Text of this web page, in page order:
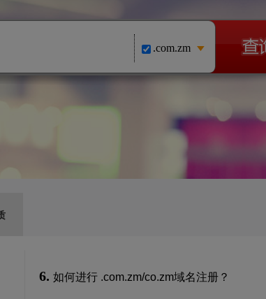
.com.zm
6. 如何进行 .com.zm/co.zm域名注册？